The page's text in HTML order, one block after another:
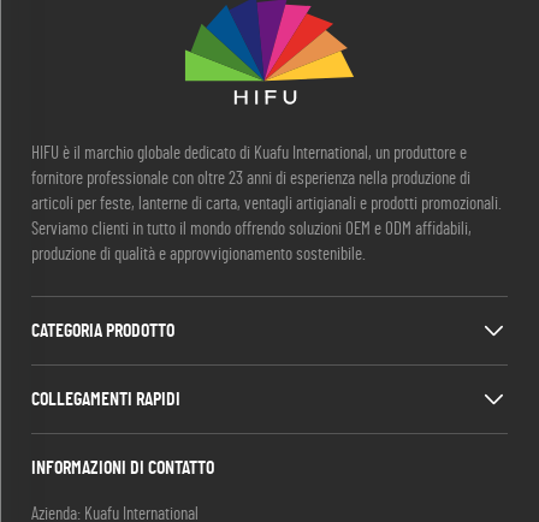
HIFU è il marchio globale dedicato di Kuafu International, un produttore e
fornitore professionale con oltre 23 anni di esperienza nella produzione di
articoli per feste, lanterne di carta, ventagli artigianali e prodotti promozionali.
Serviamo clienti in tutto il mondo offrendo soluzioni OEM e ODM affidabili,
produzione di qualità e approvvigionamento sostenibile.
CATEGORIA PRODOTTO
COLLEGAMENTI RAPIDI
INFORMAZIONI DI CONTATTO
Azienda: Kuafu International